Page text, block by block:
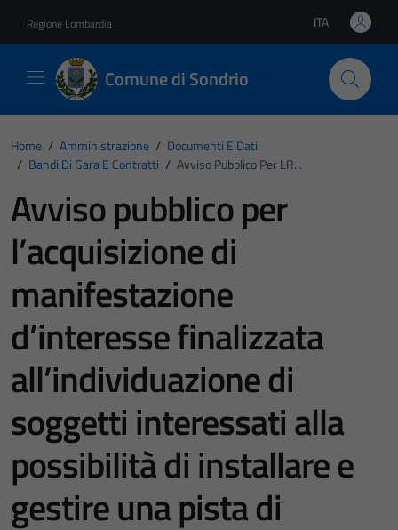
Regione Lombardia Lingua attiva:
ITA
Comune di Sondrio
Home / Amministrazione / Documenti E Dati
/ Bandi Di Gara E Contratti / Avviso Pubblico Per LR...
Avviso pubblico per
l’acquisizione di
manifestazione
d’interesse finalizzata
all’individuazione di
soggetti interessati alla
possibilità di installare e
gestire una pista di